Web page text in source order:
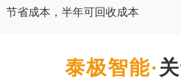
节省成本，半年可回收成本